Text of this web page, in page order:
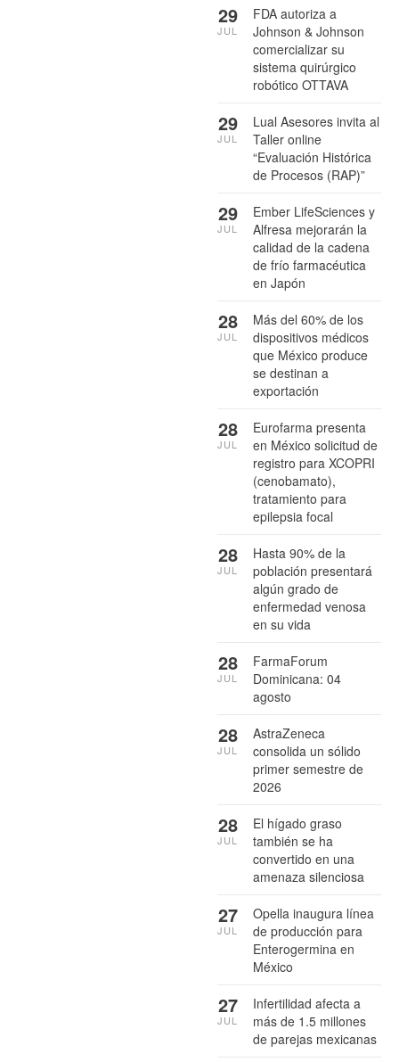
FDA autoriza a
Johnson & Johnson
comercializar su
sistema quirúrgico
robótico OTTAVA
29
JUL
Lual Asesores invita al
Taller online
“Evaluación Histórica
de Procesos (RAP)”
29
JUL
Ember LifeSciences y
Alfresa mejorarán la
calidad de la cadena
de frío farmacéutica
en Japón
29
JUL
Más del 60% de los
dispositivos médicos
que México produce
se destinan a
exportación
28
JUL
Eurofarma presenta
en México solicitud de
registro para XCOPRI
(cenobamato),
tratamiento para
epilepsia focal
28
JUL
Hasta 90% de la
población presentará
algún grado de
enfermedad venosa
en su vida
28
JUL
FarmaForum
Dominicana: 04
agosto
28
JUL
AstraZeneca
consolida un sólido
primer semestre de
2026
28
JUL
El hígado graso
también se ha
convertido en una
amenaza silenciosa
28
JUL
Opella inaugura línea
de producción para
Enterogermina en
México
27
JUL
Infertilidad afecta a
más de 1.5 millones
de parejas mexicanas
27
JUL